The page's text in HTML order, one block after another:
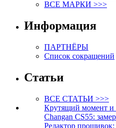
ВСЕ МАРКИ >>>
Информация
ПАРТНЁРЫ
Список сокращений
Статьи
ВСЕ СТАТЬИ >>>
Крутящий момент и
Changan CS55:
Редактор